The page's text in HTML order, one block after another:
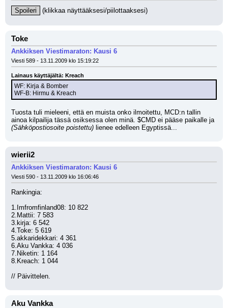
Spoileri (klikkaa näyttääksesi/piilottaaksesi)
Toke
Ankkiksen Viestimaraton: Kausi 6
Viesti 589 - 13.11.2009 klo 15:19:22
Lainaus käyttäjältä: Kreach
WF: Kirja & Bomber
WF-B: Hirmu & Kreach
Tuosta tuli mieleeni, että en muista onko ilmoitettu, MCD:n tallin
ainoa kilpailija tässä osiksessa olen minä. $CMD ei pääse paikalle ja
(Sähköpostiosoite poistettu) lienee edelleen Egyptissä...
wierii2
Ankkiksen Viestimaraton: Kausi 6
Viesti 590 - 13.11.2009 klo 16:06:46
Rankingia:
1.Imfromfinland08: 10 822
2.Mattii: 7 583
3.kirja: 6 542
4.Toke: 5 619
5.akkaridekkari: 4 361
6.Aku Vankka: 4 036
7.Niketin: 1 164
8.Kreach: 1 044
// Päivittelen.
Aku Vankka